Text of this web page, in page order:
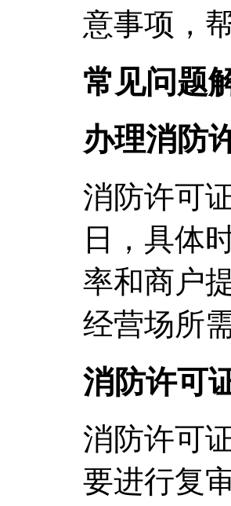
意事项，
常见问题
办理消防
消防许可
日，具体
率和商户
经营场所
消防许可
消防许可
要进行复